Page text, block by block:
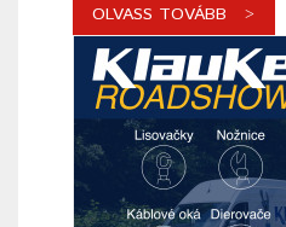
OLVASS TOVÁBB